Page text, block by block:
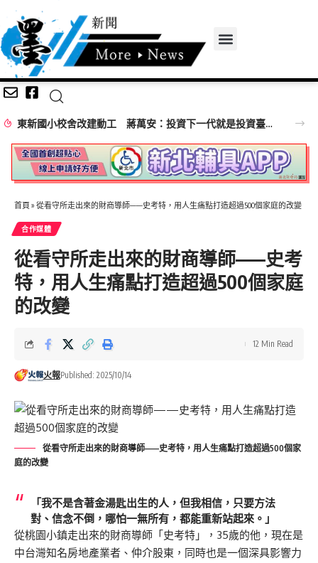
東新國小校舍改建動工 蔣萬安：投資下一代就是投資臺北未來
首頁 » 從看守所走出來的財商導師——史考特，用人生痛點打造超過500個家庭的改變
合作媒體
從看守所走出來的財商導師——史考
特，用人生痛點打造超過500個家庭
的改變
火報Published: 2025/10/14
12 Min Read
從看守所走出來的財商導師——史考特，用人生痛點打造超過500個家
庭的改變
「我不是含著金湯匙出生的人，但我相信，只要方法
對、信念不倒，哪怕一無所有，都能重新站起來。」
從桃園小鎮走出來的財商導師「史考特」，35歲的他，現在是
中台灣知名房地產業者、仲介股東，同時也是一個深具影響力